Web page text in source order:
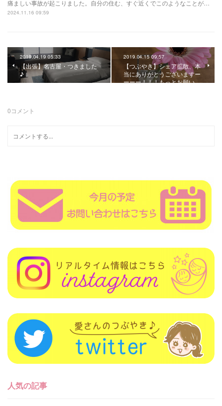
痛ましい事故が起こりました。自分の住む、すぐ近くでこのようなことが…
2024.11.16 09:59
2019.04.19 05:33
【出張】名古屋・つきました
♪
2019.04.15 09:57
【つぶやき】シェア拡散、本
当にありがとうございますー
ーーー！！！もっとお願い…
0コメント
人気の記事